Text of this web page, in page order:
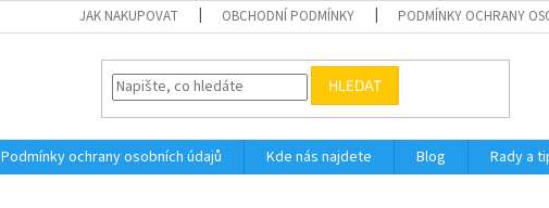
JAK NAKUPOVAT OBCHODNÍ PODMÍNKY PODMÍNKY OCHRANY
HLEDAT
Podmínky ochrany osobních údajů Kde nás najdete Blog Rady a